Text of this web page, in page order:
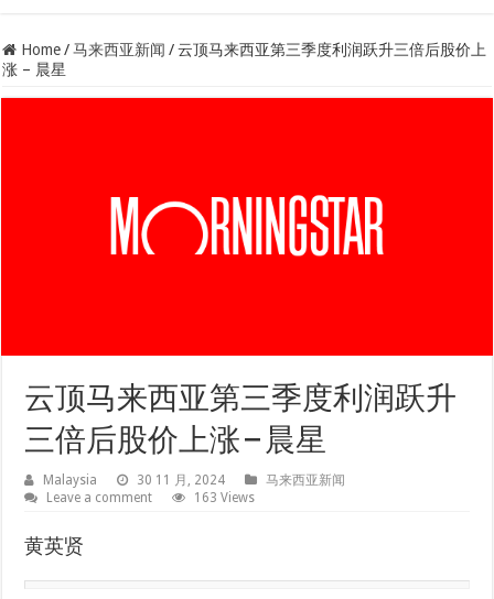
Home / 马来西亚新闻 / 云顶马来西亚第三季度利润跃升三倍后股价上
涨 – 晨星
云顶马来西亚第三季度利润跃升
三倍后股价上涨 – 晨星
Malaysia 30 11 月, 2024
马来西亚新闻
Leave a comment
163 Views
黄英贤